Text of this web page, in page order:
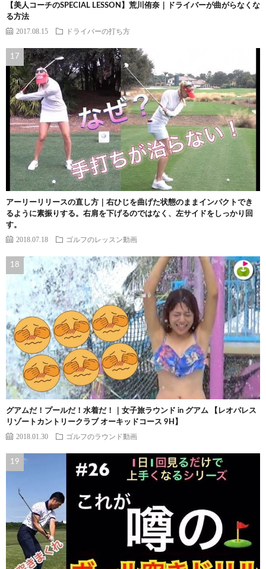
【美人コーチのSPECIAL LESSON】荒川侑奈｜ドライバーが曲がらなくな
る方法
2017.08.15 ドライバーの打ち方
アーリーリリースの直し方｜右ひじを曲げた状態のままインパクトでき
るように素振りする。右肩を下げるのではなく、左サイドをしっかり回
す。
2018.07.18 ゴルフのレッスン動画
グアムだ！プールだ！水着だ！｜女子旅ラウンド in グアム 【レオパレス
リゾートカントリークラブ オーキッドコース 9H】
2018.01.30 ゴルフのラウンド動画